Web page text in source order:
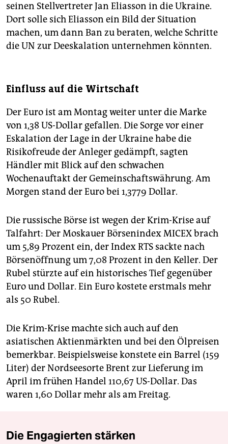
seinen Stellvertreter Jan Eliasson in die Ukraine.
Dort solle sich Eliasson ein Bild der Situation
machen, um dann Ban zu beraten, welche Schritte
die UN zur Deeskalation unternehmen könnten.
Einfluss auf die Wirtschaft
Der Euro ist am Montag weiter unter die Marke
von 1,38 US-Dollar gefallen. Die Sorge vor einer
Eskalation der Lage in der Ukraine habe die
Risikofreude der Anleger gedämpft, sagten
Händler mit Blick auf den schwachen
Wochenauftakt der Gemeinschaftswährung. Am
Morgen stand der Euro bei 1,3779 Dollar.
Die russische Börse ist wegen der Krim-Krise auf
Talfahrt: Der Moskauer Börsenindex MICEX brach
um 5,89 Prozent ein, der Index RTS sackte nach
Börsenöffnung um 7,08 Prozent in den Keller. Der
Rubel stürzte auf ein historisches Tief gegenüber
Euro und Dollar. Ein Euro kostete erstmals mehr
als 50 Rubel.
Die Krim-Krise machte sich auch auf den
asiatischen Aktienmärkten und bei den Ölpreisen
bemerkbar. Beispielsweise konstete ein Barrel (159
Liter) der Nordseesorte Brent zur Lieferung im
April im frühen Handel 110,67 US-Dollar. Das
waren 1,60 Dollar mehr als am Freitag.
Die Engagierten stärken